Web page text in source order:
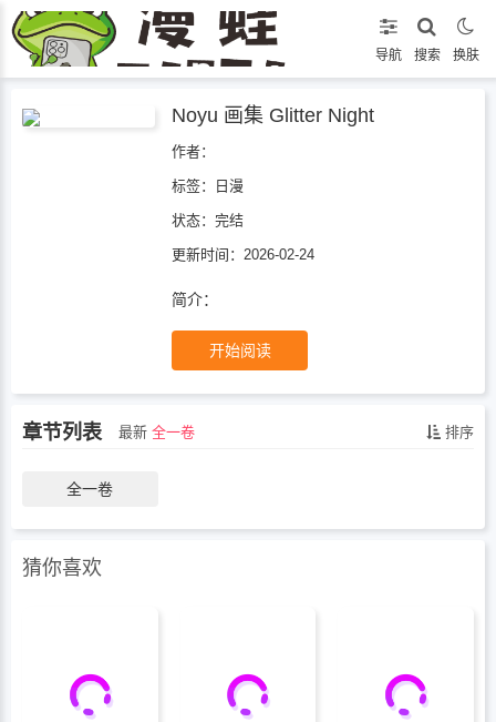
导航 搜索 换肤
Noyu 画集 Glitter Night
作者：
标签： 日漫
状态： 完结
更新时间：2026-02-24
简介：
开始阅读
章节列表 最新 全一卷 排序
全一卷
猜你喜欢